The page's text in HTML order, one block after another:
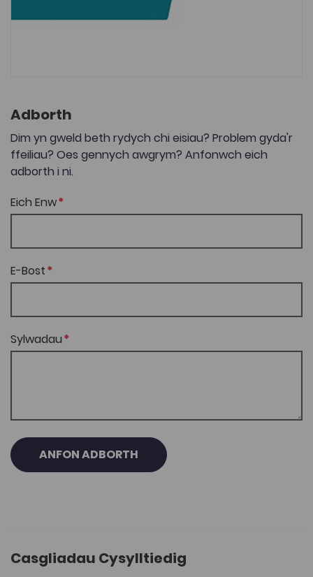
Adborth
Dim yn gweld beth rydych chi eisiau? Problem gyda'r
ffeiliau? Oes gennych awgrym? Anfonwch eich
adborth i ni.
Eich Enw
E-Bost
Sylwadau
ANFON ADBORTH
Casgliadau Cysylltiedig